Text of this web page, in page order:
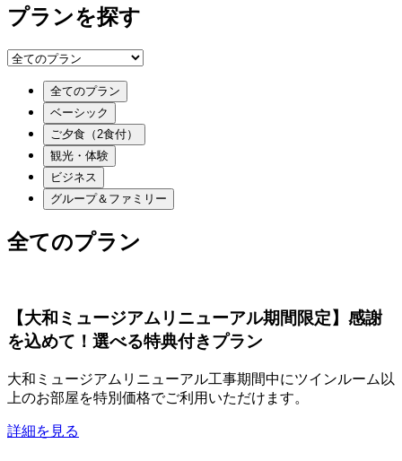
プランを探す
全てのプラン
ベーシック
ご夕食（2食付）
観光・体験
ビジネス
グループ＆ファミリー
全てのプラン
【大和ミュージアムリニューアル期間限定】感謝
を込めて！選べる特典付きプラン
大和ミュージアムリニューアル工事期間中にツインルーム以
上のお部屋を特別価格でご利用いただけます。
詳細を見る